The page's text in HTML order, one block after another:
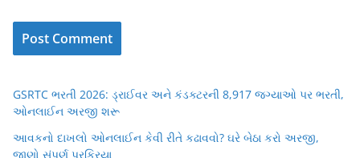
GSRTC ભરતી 2026: ડ્રાઈવર અને કંડક્ટરની 8,917 જગ્યાઓ પર ભરતી,
ઓનલાઈન અરજી શરૂ
આવકનો દાખલો ઓનલાઈન કેવી રીતે કઢાવવો? ઘરે બેઠા કરો અરજી,
જાણો સંપૂર્ણ પ્રક્રિયા